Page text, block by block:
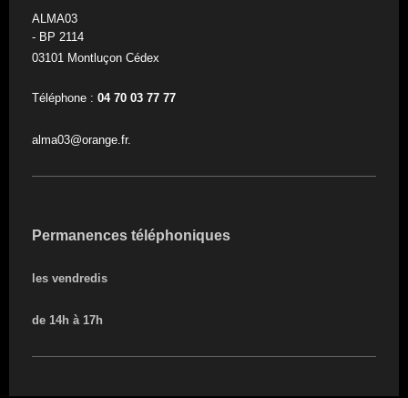
ALMA03
- BP 2114
03101 Montluçon Cédex
Téléphone : 04 70 03 77 77
alma03@orange.fr.
Permanences téléphoniques
les vendredis
de 14h à 17h